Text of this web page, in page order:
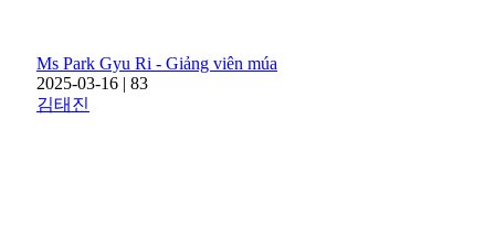
Ms Park Gyu Ri - Giảng viên múa
2025-03-16 | 83
김태진